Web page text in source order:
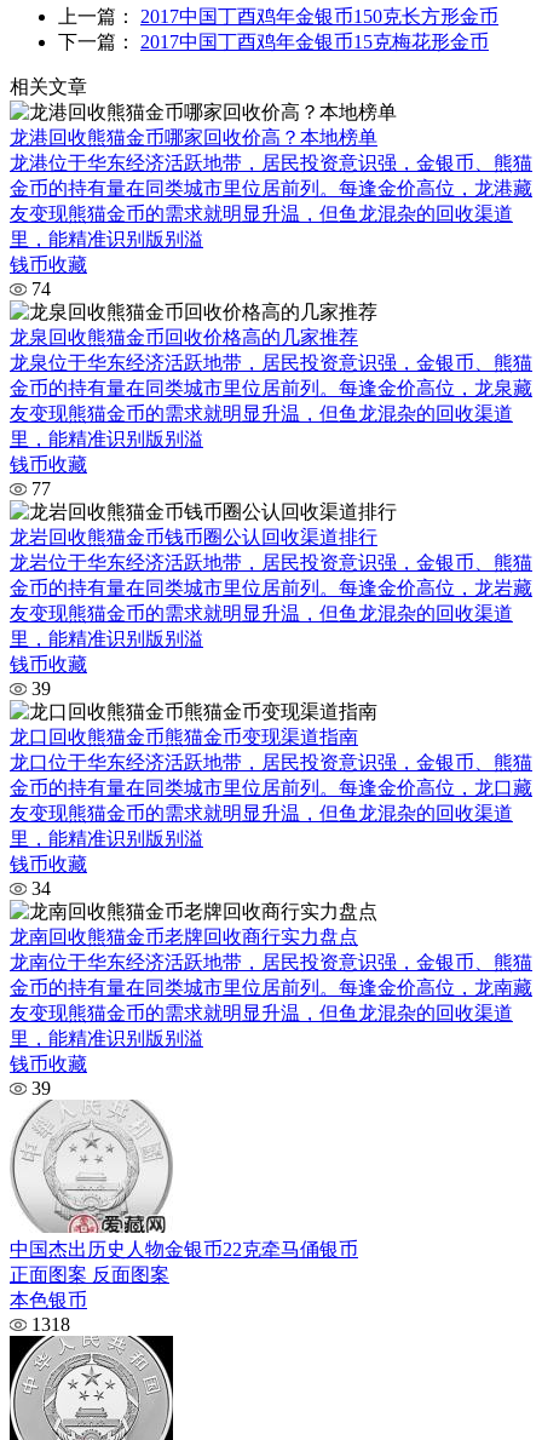
上一篇： 2017中国丁酉鸡年金银币150克长方形金币
下一篇： 2017中国丁酉鸡年金银币15克梅花形金币
相关文章
龙港回收熊猫金币哪家回收价高？本地榜单
龙港位于华东经济活跃地带，居民投资意识强，金银币、熊猫
金币的持有量在同类城市里位居前列。每逢金价高位，龙港藏
友变现熊猫金币的需求就明显升温，但鱼龙混杂的回收渠道
里，能精准识别版别溢
钱币收藏
74
龙泉回收熊猫金币回收价格高的几家推荐
龙泉位于华东经济活跃地带，居民投资意识强，金银币、熊猫
金币的持有量在同类城市里位居前列。每逢金价高位，龙泉藏
友变现熊猫金币的需求就明显升温，但鱼龙混杂的回收渠道
里，能精准识别版别溢
钱币收藏
77
龙岩回收熊猫金币钱币圈公认回收渠道排行
龙岩位于华东经济活跃地带，居民投资意识强，金银币、熊猫
金币的持有量在同类城市里位居前列。每逢金价高位，龙岩藏
友变现熊猫金币的需求就明显升温，但鱼龙混杂的回收渠道
里，能精准识别版别溢
钱币收藏
39
龙口回收熊猫金币熊猫金币变现渠道指南
龙口位于华东经济活跃地带，居民投资意识强，金银币、熊猫
金币的持有量在同类城市里位居前列。每逢金价高位，龙口藏
友变现熊猫金币的需求就明显升温，但鱼龙混杂的回收渠道
里，能精准识别版别溢
钱币收藏
34
龙南回收熊猫金币老牌回收商行实力盘点
龙南位于华东经济活跃地带，居民投资意识强，金银币、熊猫
金币的持有量在同类城市里位居前列。每逢金价高位，龙南藏
友变现熊猫金币的需求就明显升温，但鱼龙混杂的回收渠道
里，能精准识别版别溢
钱币收藏
39
中国杰出历史人物金银币22克牵马俑银币
正面图案 反面图案
本色银币
1318